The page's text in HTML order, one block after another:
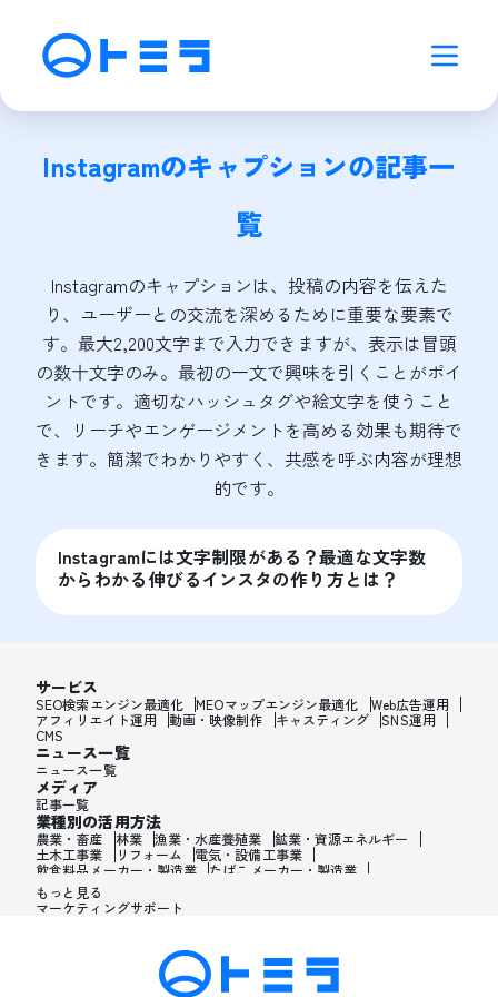
Instagramのキャプションの記事一
覧
Instagramのキャプションは、投稿の内容を伝えた
り、ユーザーとの交流を深めるために重要な要素で
す。最大2,200文字まで入力できますが、表示は冒頭
の数十文字のみ。最初の一文で興味を引くことがポイ
ントです。適切なハッシュタグや絵文字を使うこと
で、リーチやエンゲージメントを高める効果も期待で
きます。簡潔でわかりやすく、共感を呼ぶ内容が理想
的です。
Instagramには文字制限がある？最適な文字数
からわかる伸びるインスタの作り方とは？
サービス
SEO検索エンジン最適化 MEOマップエンジン最適化
Web広告運用
アフィリエイト運用
動画・映像制作 キャスティング
SNS運用
CMS
ニュース一覧
ニュース一覧
メディア
記事一覧
業種別の活用方法
農業・畜産 林業 漁業・水産養殖業
鉱業・資源エネルギー
土木工事業
リフォーム
電気・設備工事業
飲食料品メーカー・製造業
たばこメーカー・製造業
飼料・ペットフードメーカー・製造業
木材・建材メーカー・製造業
家具・オフィス用品メーカー・製造業
印刷・製本・印刷加工メーカー・製造業
医薬品メーカー・製造業
化粧品メーカー・製造業
香水メーカー・製造業
シャンプー・リンスメーカー・製造業
もっと見る
マーケティングサポート